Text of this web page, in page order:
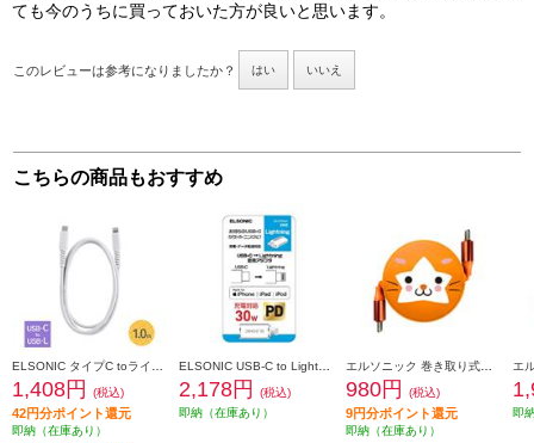
ても今のうちに買っておいた方が良いと思います。
このレビューは参考になりましたか？ はい いいえ
こちらの商品もおすすめ
1,408円 (税込)
42円分ポイント還元
即納（在庫あり）
2,178円
(税込)
即納（在庫あり）
980円 (税込)
9円分ポイント還元
即納（在庫あり）
即